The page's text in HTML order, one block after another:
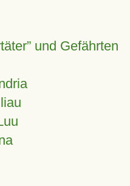
und Gefährten